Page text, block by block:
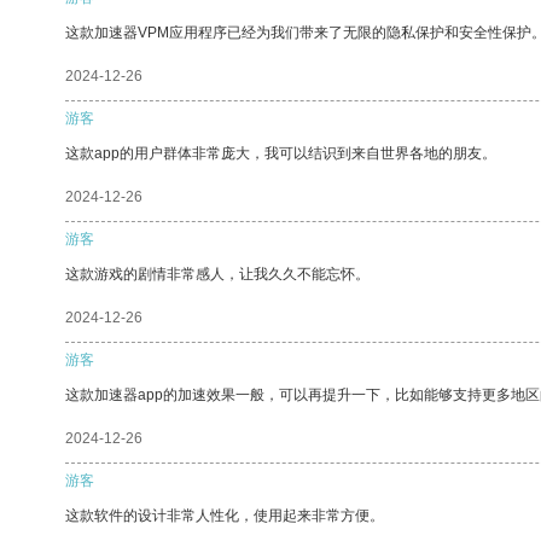
这款加速器VPM应用程序已经为我们带来了无限的隐私保护和安全性保护。
2024-12-26
游客
这款app的用户群体非常庞大，我可以结识到来自世界各地的朋友。
2024-12-26
游客
这款游戏的剧情非常感人，让我久久不能忘怀。
2024-12-26
游客
这款加速器app的加速效果一般，可以再提升一下，比如能够支持更多地区
2024-12-26
游客
这款软件的设计非常人性化，使用起来非常方便。